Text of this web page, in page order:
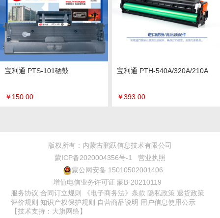
宝利通 PTS-101硒鼓
￥ 150.00
宝利通 PTH-540A/320A/210A
￥393.00
版权所有：内蒙古鹏跃信息技术有限公司
蒙ICP备2020004356号-1
营业执照
蒙公网安备 15010502001406
增值电信业务许可证 蒙B-20210119